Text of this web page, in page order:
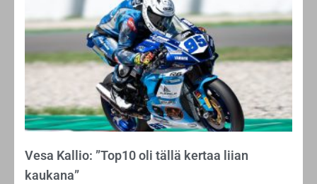
Vesa Kallio: ”Top10 oli tällä kertaa liian
kaukana”